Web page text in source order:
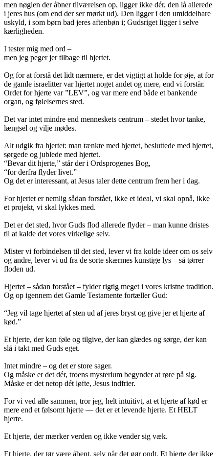
men nøglen der åbner tilværelsen op, ligger ikke dér, den lå allerede
i jeres hus (om end der ser mørkt ud). Den ligger i den umiddelbare
uskyld, i som børn bad jeres aftenbøn i; Gudsriget ligger i selve
kærligheden.
I tester mig med ord –
men jeg peger jer tilbage til hjertet.
Og for at forstå det lidt nærmere, er det vigtigt at holde for øje, at for
de gamle israelitter var hjertet noget andet og mere, end vi forstår.
Ordet for hjerte var ”LEV”, og var mere end både et bankende
organ, og følelsernes sted.
Det var intet mindre end menneskets centrum – stedet hvor tanke,
længsel og vilje mødes.
Alt udgik fra hjertet: man tænkte med hjertet, besluttede med hjertet,
sørgede og jublede med hjertet.
“Bevar dit hjerte,” står der i Ordsprogenes Bog,
“for derfra flyder livet.”
Og det er interessant, at Jesus taler dette centrum frem her i dag.
For hjertet er nemlig sådan forstået, ikke et ideal, vi skal opnå, ikke
et projekt, vi skal lykkes med.
Det er det sted, hvor Guds flod allerede flyder – man kunne dristes
til at kalde det vores virkelige selv.
Mister vi forbindelsen til det sted, lever vi fra kolde ideer om os selv
og andre, lever vi ud fra de sorte skærmes kunstige lys – så tørrer
floden ud.
Hjertet – sådan forstået – fylder rigtig meget i vores kristne tradition.
Og op igennem det Gamle Testamente fortæller Gud:
“Jeg vil tage hjertet af sten ud af jeres bryst og give jer et hjerte af
kød.”
Et hjerte, der kan føle og tilgive, der kan glædes og sørge, der kan
slå i takt med Guds eget.
Intet mindre – og det er store sager.
Og måske er det dér, troens mysterium begynder at røre på sig.
Måske er det netop dét løfte, Jesus indfrier.
For vi ved alle sammen, tror jeg, helt intuitivt, at et hjerte af kød er
mere end et følsomt hjerte — det er et levende hjerte. Et HELT
hjerte.
Et hjerte, der mærker verden og ikke vender sig væk.
Et hjerte, der tør være åbent, selv når det gør ondt. Et hjerte der ikke